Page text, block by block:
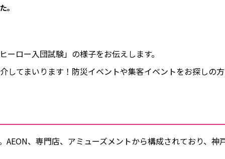
。
ロー入団試験」の様子をお伝えします。
てまいります！防災イベントや集客イベントをお探しの
AEON、専門店、アミューズメントから構成されており、